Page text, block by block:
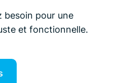
besoin pour une
et fonctionnelle.